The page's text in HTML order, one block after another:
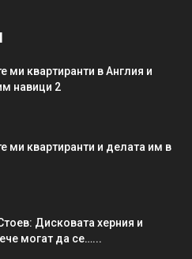
ми квартиранти в Англия и
навици 2
ми квартиранти и делата им в
Дисковата херния и
могат да се…...